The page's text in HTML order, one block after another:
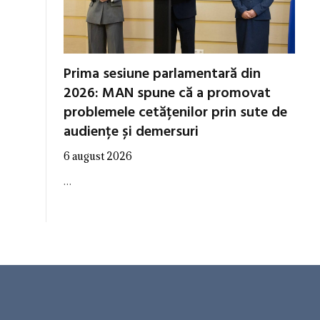
Prima sesiune parlamentară din
2026: MAN spune că a promovat
problemele cetățenilor prin sute de
audiențe și demersuri
6 august 2026
…